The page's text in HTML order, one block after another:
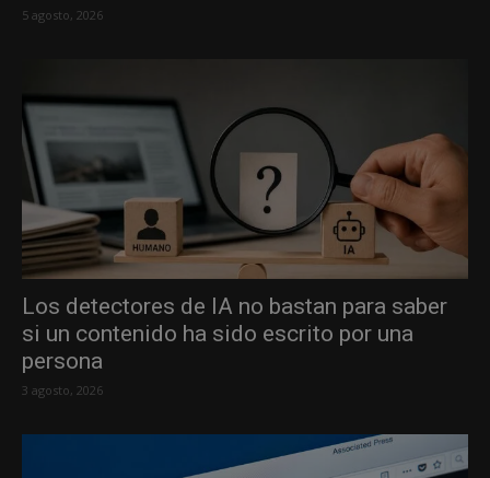
5 agosto, 2026
Los detectores de IA no bastan para saber
si un contenido ha sido escrito por una
persona
3 agosto, 2026